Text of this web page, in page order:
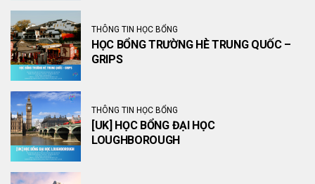
THÔNG TIN HỌC BỔNG
HỌC BỔNG TRƯỜNG HÈ TRUNG QUỐC –
GRIPS
THÔNG TIN HỌC BỔNG
[UK] HỌC BỔNG ĐẠI HỌC
LOUGHBOROUGH